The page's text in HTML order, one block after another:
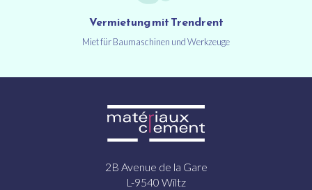
Vermietung mit Trendrent
Miet für Baumaschinen und Werkzeuge
2B Avenue de la Gare
L-9540 Wiltz